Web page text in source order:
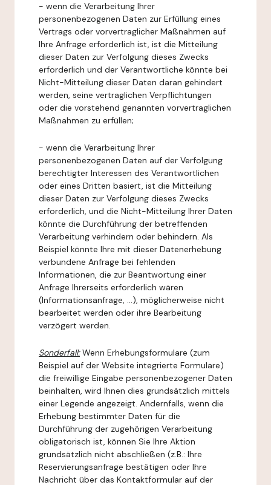
- wenn die Verarbeitung Ihrer
personenbezogenen Daten zur Erfüllung eines
Vertrags oder vorvertraglicher Maßnahmen auf
Ihre Anfrage erforderlich ist, ist die Mitteilung
dieser Daten zur Verfolgung dieses Zwecks
erforderlich und der Verantwortliche könnte bei
Nicht-Mitteilung dieser Daten daran gehindert
werden, seine vertraglichen Verpflichtungen
oder die vorstehend genannten vorvertraglichen
Maßnahmen zu erfüllen;
- wenn die Verarbeitung Ihrer
personenbezogenen Daten auf der Verfolgung
berechtigter Interessen des Verantwortlichen
oder eines Dritten basiert, ist die Mitteilung
dieser Daten zur Verfolgung dieses Zwecks
erforderlich, und die Nicht-Mitteilung Ihrer Daten
könnte die Durchführung der betreffenden
Verarbeitung verhindern oder behindern. Als
Beispiel könnte Ihre mit dieser Datenerhebung
verbundene Anfrage bei fehlenden
Informationen, die zur Beantwortung einer
Anfrage Ihrerseits erforderlich wären
(Informationsanfrage, ...), möglicherweise nicht
bearbeitet werden oder ihre Bearbeitung
verzögert werden.
Sonderfall:Wenn Erhebungsformulare (zum
Beispiel auf der Website integrierte Formulare)
die freiwillige Eingabe personenbezogener Daten
beinhalten, wird Ihnen dies grundsätzlich mittels
einer Legende angezeigt. Andernfalls, wenn die
Erhebung bestimmter Daten für die
Durchführung der zugehörigen Verarbeitung
obligatorisch ist, können Sie Ihre Aktion
grundsätzlich nicht abschließen (z.B.: Ihre
Reservierungsanfrage bestätigen oder Ihre
Nachricht über das Kontaktformular auf der